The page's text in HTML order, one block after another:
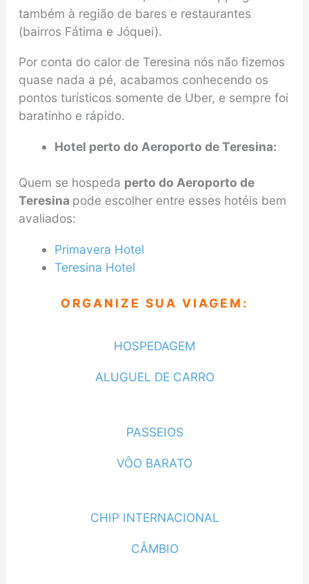
também à região de bares e restaurantes
(bairros Fátima e Jóquei).
Por conta do calor de Teresina nós não fizemos
quase nada a pé, acabamos conhecendo os
pontos turísticos somente de Uber, e sempre foi
baratinho e rápido.
Hotel perto do Aeroporto de Teresina:
Quem se hospeda perto do Aeroporto de
Teresina pode escolher entre esses hotéis bem
avaliados:
Primavera Hotel
Teresina Hotel
ORGANIZE SUA VIAGEM:
HOSPEDAGEM
ALUGUEL DE CARRO
PASSEIOS
VÔO BARATO
CHIP INTERNACIONAL
CÂMBIO